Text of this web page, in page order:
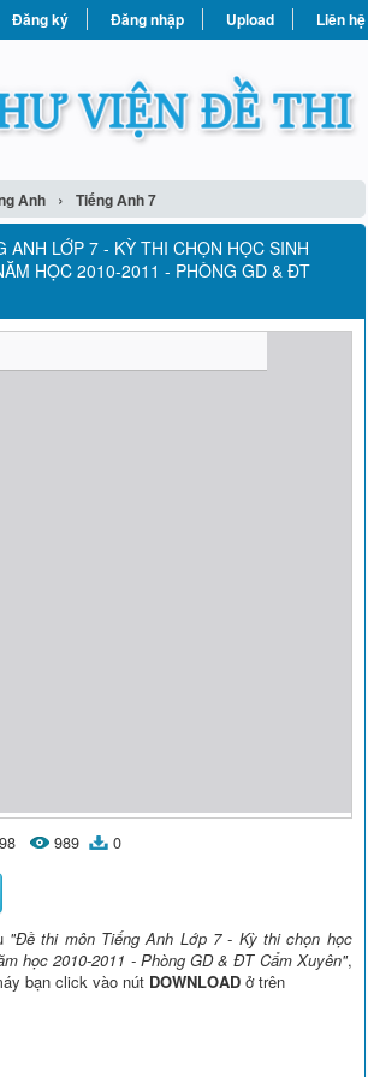
Đăng ký Đăng nhập Upload Liên hệ
Anh › Tiếng Anh 7
ANH LỚP 7 - KỲ THI CHỌN HỌC SINH
HỌC 2010-2011 - PHÒNG GD & ĐT
989 0
"Đề thi môn Tiếng Anh Lớp 7 - Kỳ thi chọn học
học 2010-2011 - Phòng GD & ĐT Cẩm Xuyên",
bạn click vào nút DOWNLOAD ở trên